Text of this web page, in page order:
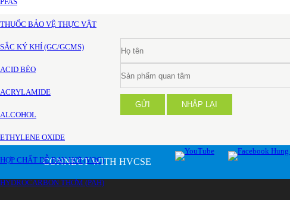
THUỐC BẢO VỆ THỰC VẬT
SẮC KÝ KHÍ (GC/GCMS)
ACID BÉO
ACRYLAMIDE
ALCOHOL
ETHYLENE OXIDE
HỢP CHẤT DỄ BAY HƠI (VOC)
HYDROCARBON THƠM (PAH)
GỬI NHẬP LẠI
CONNECT WITH HVCSE